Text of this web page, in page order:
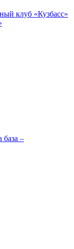
клуб «Кузбасс»
–